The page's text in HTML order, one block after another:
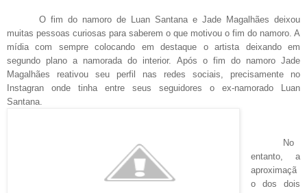
O fim do namoro de Luan Santana e Jade Magalhães deixou
muitas pessoas curiosas para saberem o que motivou o fim do namoro. A
mídia com sempre colocando em destaque o artista deixando em
segundo plano a namorada do interior. Após o fim do namoro Jade
Magalhães reativou seu perfil nas redes sociais, precisamente no
Instagran onde tinha entre seus seguidores o ex-namorado Luan
Santana.
No
entanto, a
aproximaçã
o dos dois